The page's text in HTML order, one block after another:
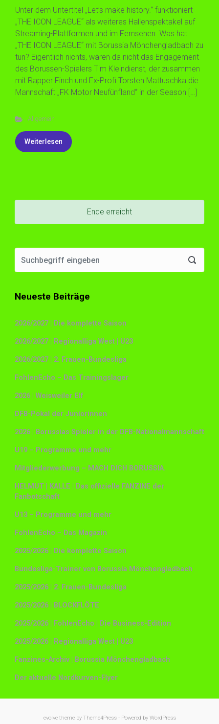
Unter dem Untertitel „Let’s make history.“ funktioniert
„THE ICON LEAGUE“ als weiteres Hallenspektakel auf
Streaming-Plattformen und im Fernsehen. Was hat
„THE ICON LEAGUE“ mit Borussia Mönchengladbach zu
tun? Eigentlich nichts, wären da nicht das Engagement
des Borussen-Spielers Tim Kleindienst, der zusammen
mit Rapper Finch und Ex-Profi Torsten Mattuschka die
Mannschaft „FK Motor Neufünfland“ in der Season […]
Allgemein
Weiterlesen
Ende erreicht
Neueste Beiträge
2026/2027 | Die komplette Saison
2026/2027 | Regionalliga West | U23
2026/2027 | 2. Frauen-Bundesliga
FohlenEcho – Das Trainingslager
2026 | Weisweiler Elf
DFB-Pokal der Juniorinnen
2026 | Borussias Spieler in der DFB-Nationalmannschaft
U19 – Programme und mehr
Mitgliederwerbung – MACH DICH BORUSSIA.
HELMUT | KALLE | Das offizielle FANZINE der
Fanbotschaft
U13 – Programme und mehr
FohlenEcho – Das Magazin
2025/2026 | Die komplette Saison
Bundesliga-Trainer von Borussia Mönchengladbach
2025/2026 | 2. Frauen-Bundesliga
2025/2026 | BLOCKFLÖTE
2025/2026 | FohlenEcho | Die Business-Edition
2025/2026 | Regionalliga West | U23
Fanzines-Archiv | Borussia Mönchengladbach
Der aktuelle Nordkurven-Flyer
evolvetheme by Theme4Press - Powered by WordPress